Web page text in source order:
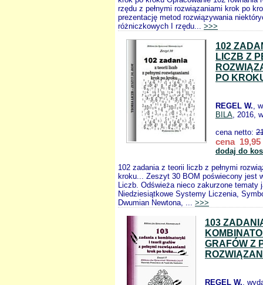
rzędu z pełnymi rozwiązaniami krok po
prezentację metod rozwiązywania
różniczkowych I rzędu... >>>
102
LICZB Z
PO
REGEL W.,
BILA, 2016,
cena netto:
cena 19,95
dodaj do
102 zadania z teorii liczb z pełnymi
kroku... Zeszyt 30 BOM poświecony jest
Liczb. Odświeża nieco zakurzone tematy
Niedziesiątkowe Systemy Liczenia,
Dwumian Newtona, ... >>>
103
GRAFÓW Z
REGEL W.,